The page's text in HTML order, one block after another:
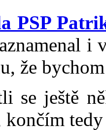
PSP
i
že
se ještě